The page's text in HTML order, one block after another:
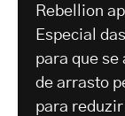
Rebellion
Especial
para que se
de arrasto
para